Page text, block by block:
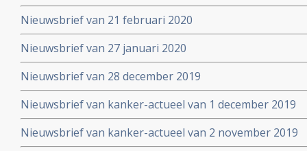
Nieuwsbrief van 21 februari 2020
Nieuwsbrief van 27 januari 2020
Nieuwsbrief van 28 december 2019
Nieuwsbrief van kanker-actueel van 1 december 2019
Nieuwsbrief van kanker-actueel van 2 november 2019